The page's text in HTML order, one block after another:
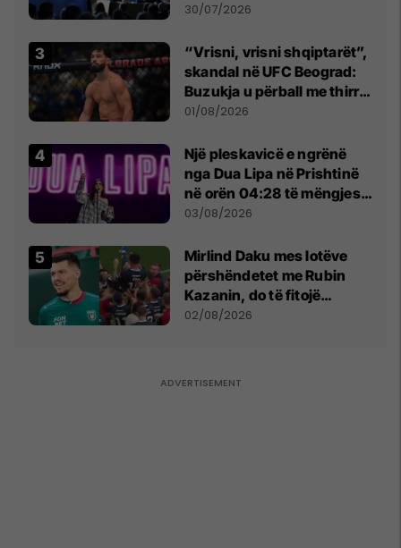
së
30/07/2026
“Vrisni, vrisni shqiptarët”,
skandal në UFC Beograd:
Buzukja u përball me thirrje
anti-shqiptare nga
01/08/2026
Një pleskavicë e ngrënë
nga Dua Lipa në Prishtinë
në orën 04:28 të mëngjesit
- dhe bota digjitale serbe
03/08/2026
Mirlind Daku mes lotëve
përshëndetet me Rubin
Kazanin, do të fitojë
miliona te Spartak Moska
02/08/2026